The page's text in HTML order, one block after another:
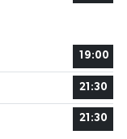
19:00
21:30
21:30